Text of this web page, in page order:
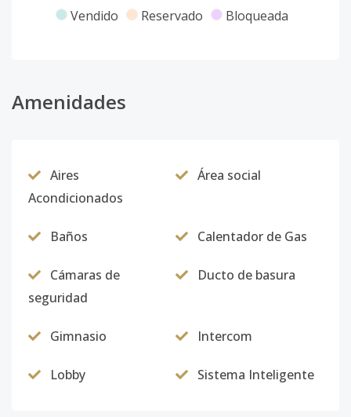
801
Vendido Reservado Bloqueada
Amenidades
Aires
Acondicionados
Área social
Baños Calentador de Gas
Cámaras de
seguridad
Ducto de basura
Gimnasio Intercom
Lobby Sistema Inteligente